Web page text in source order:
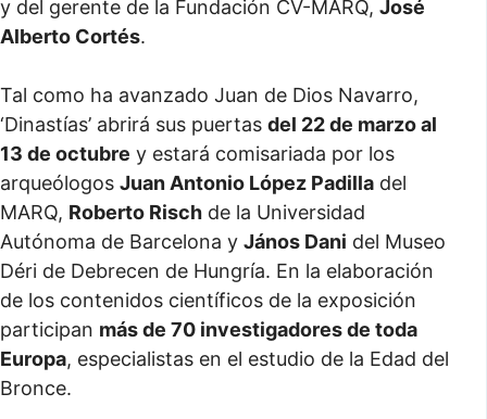
y del gerente de la Fundación CV-MARQ, José
Alberto Cortés.
Tal como ha avanzado Juan de Dios Navarro,
‘Dinastías’ abrirá sus puertas del 22 de marzo al
13 de octubre y estará comisariada por los
arqueólogos Juan Antonio López Padilla del
MARQ, Roberto Risch de la Universidad
Autónoma de Barcelona y János Dani del Museo
Déri de Debrecen de Hungría. En la elaboración
de los contenidos científicos de la exposición
participan más de 70 investigadores de toda
Europa, especialistas en el estudio de la Edad del
Bronce.